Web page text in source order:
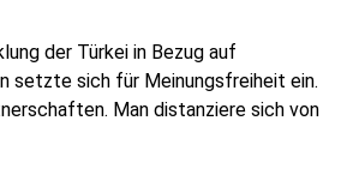
der Türkei in Bezug auf
setzte sich für Meinungsfreiheit ein.
Man distanziere sich von